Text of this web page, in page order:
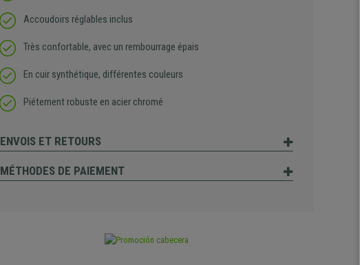
Accoudoirs réglables inclus
Très confortable, avec un rembourrage épais
En cuir synthétique, différentes couleurs
Piétement robuste en acier chromé
ENVOIS ET RETOURS
MÉTHODES DE PAIEMENT